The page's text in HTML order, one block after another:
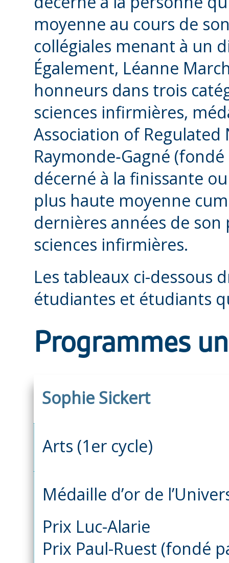
moyenne au cours de
collégiales menant à un
Également, Léanne
honneurs dans trois
sciences infirmières,
Association of
Raymonde‑Gagné
décerné à la finissante
plus haute moyenne
dernières années de
sciences infirmières.
Les tableaux ci-dessous
étudiantes et étudiants
Programmes
Sophie Sickert
Arts (1er cycle)
Médaille d’or de
Prix Luc-Alarie
Prix Paul-Ruest (fondé